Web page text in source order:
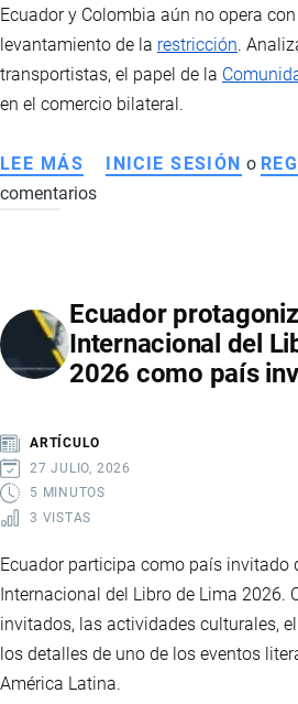
Ecuador y Colombia aún no opera
levantamiento de la restricción.
transportistas, el papel de la
en el comercio bilateral.
LEE MÁS SOBRE
TRANSPORTE
ECUADOR
Y
COLOMBIA:
TRÁNSITO
DE
CAMIONES
INICIE SESIÓN o
comentarios
Ecuador
Internacional del
2026 como país
ARTÍCULO
27 JULIO, 2026
5 MINUTOS
3 VISTAS
Ecuador participa como país invitado
Internacional del Libro de Lima 2026.
invitados, las actividades culturales,
los detalles de uno de los eventos
América Latina.